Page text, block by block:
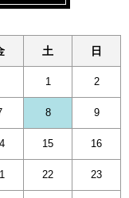
土 日
1 2
8 9
15 16
22 23